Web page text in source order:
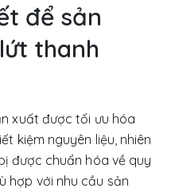
để sản
thanh
xuất được tối ưu hóa
kiệm nguyên liệu, nhiên
được chuẩn hóa về quy
hợp với nhu cầu sản